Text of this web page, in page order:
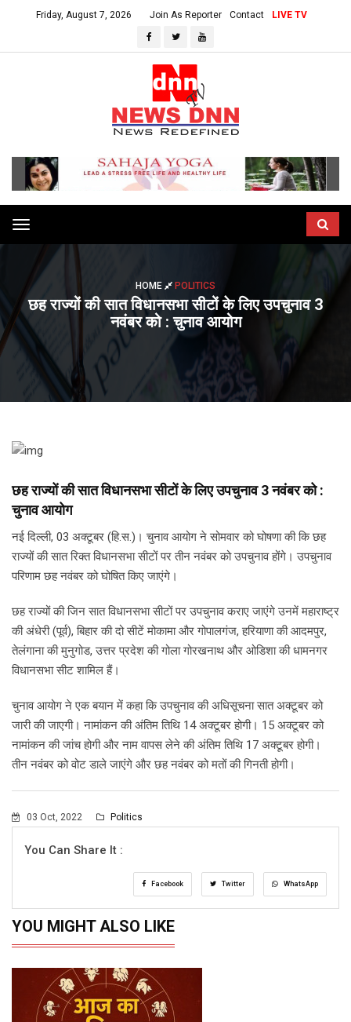
Friday, August 7, 2026 Join As Reporter Contact LIVE TV
Toggle
navigation
HOME POLITICS
छह राज्यों की सात विधानसभा सीटों के लिए उपचुनाव 3
नवंबर को : चुनाव आयोग
छह राज्यों की सात विधानसभा सीटों के लिए उपचुनाव 3 नवंबर को :
चुनाव आयोग
नई दिल्ली, 03 अक्टूबर (हि.स.)। चुनाव आयोग ने सोमवार को घोषणा की कि छह
राज्यों की सात रिक्त विधानसभा सीटों पर तीन नवंबर को उपचुनाव होंगे। उपचुनाव
परिणाम छह नवंबर को घोषित किए जाएंगे।
छह राज्यों की जिन सात विधानसभा सीटों पर उपचुनाव कराए जाएंगे उनमें महाराष्ट्र
की अंधेरी (पूर्व), बिहार की दो सीटें मोकामा और गोपालगंज, हरियाणा की आदमपुर,
तेलंगाना की मुनुगोड, उत्तर प्रदेश की गोला गोरखनाथ और ओडिशा की धामनगर
विधानसभा सीट शामिल हैं।
चुनाव आयोग ने एक बयान में कहा कि उपचुनाव की अधिसूचना सात अक्टूबर को
जारी की जाएगी। नामांकन की अंतिम तिथि 14 अक्टूबर होगी। 15 अक्टूबर को
नामांकन की जांच होगी और नाम वापस लेने की अंतिम तिथि 17 अक्टूबर होगी।
तीन नवंबर को वोट डाले जाएंगे और छह नवंबर को मतों की गिनती होगी।
03 Oct, 2022 Politics
You Can Share It :
Facebook Twitter WhatsApp
YOU MIGHT ALSO LIKE